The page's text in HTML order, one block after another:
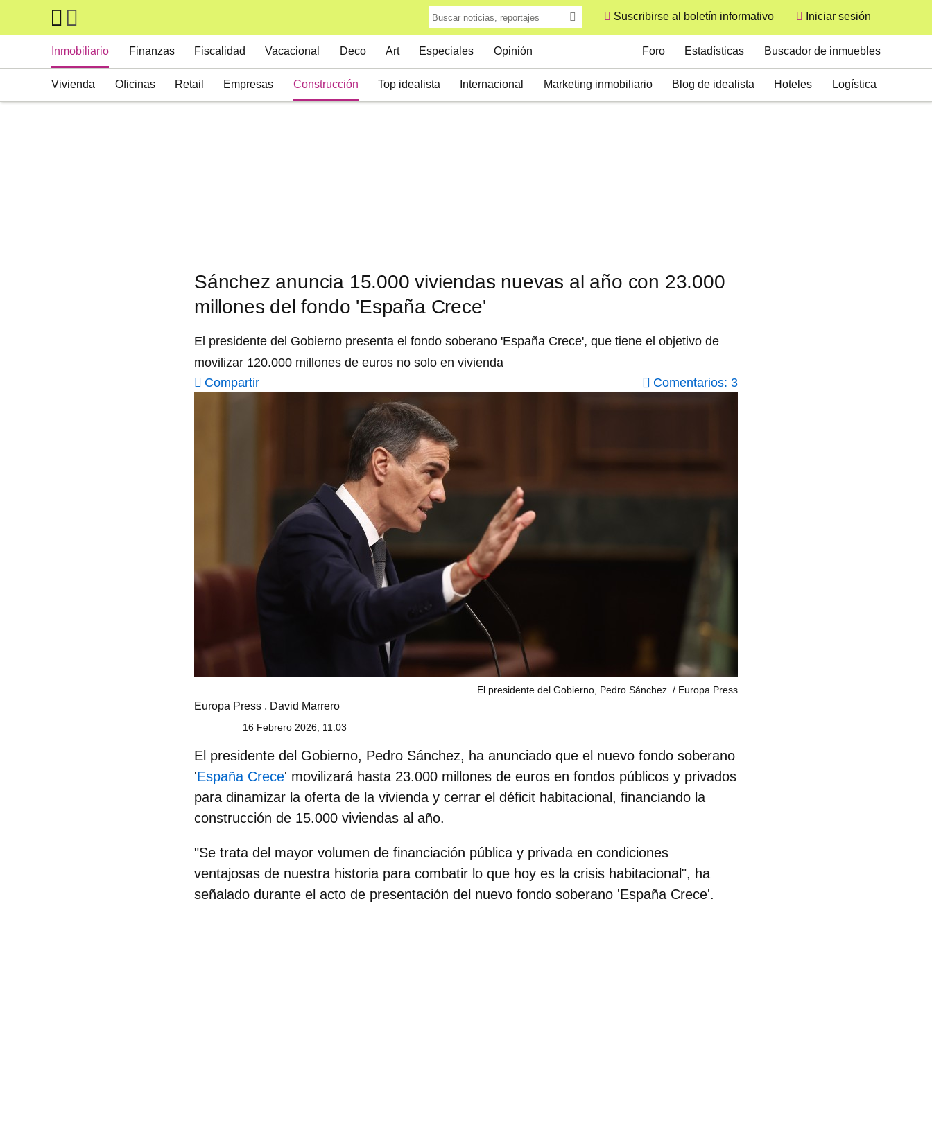
Skip to main content
Suscribirse al boletín informativo
User
Iniciar sesión
Inmobiliario
Vivienda Oficinas Retail Empresas Construcción Top idealista Internacional Marketing inmobiliario Blog de idealista Hoteles Logística
Finanzas Fiscalidad Vacacional Deco Art Especiales Opinión Foro Estadísticas Buscador de inmuebles
Sánchez anuncia 15.000 viviendas nuevas al año con 23.000
millones del fondo 'España Crece'
El presidente del Gobierno presenta el fondo soberano 'España Crece', que tiene el objetivo de
movilizar 120.000 millones de euros no solo en vivienda
Compartir
Comentarios: 3
El presidente del Gobierno, Pedro Sánchez. Europa Press
Europa Press , David Marrero
16 Febrero 2026, 11:03
El presidente del Gobierno, Pedro Sánchez, ha anunciado que el nuevo fondo soberano
'España Crece' movilizará hasta 23.000 millones de euros en fondos públicos y privados
para dinamizar la oferta de la vivienda y cerrar el déficit habitacional, financiando la
construcción de 15.000 viviendas al año.
"Se trata del mayor volumen de financiación pública y privada en condiciones
ventajosas de nuestra historia para combatir lo que hoy es la crisis habitacional", ha
señalado durante el acto de presentación del nuevo fondo soberano 'España Crece'.